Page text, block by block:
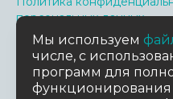
персональных данных
Файлы Cookie и анализ
Пользовательское
Согласие на обработку
на предоставление
Мы используем
числе, с
программ для
функционирования